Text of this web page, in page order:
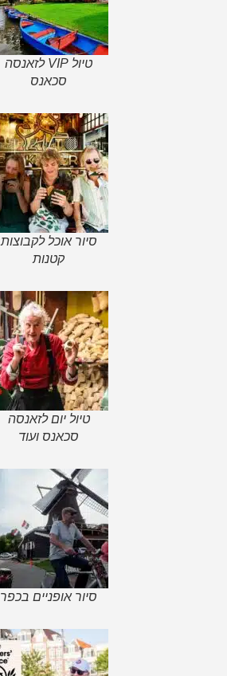
טיול VIP לזאנסה
סכאנס
סיור אוכל לקבוצות
קטנות
טיול יום לזאנסה
סכאנס ועוד
סיור אופניים בכפר